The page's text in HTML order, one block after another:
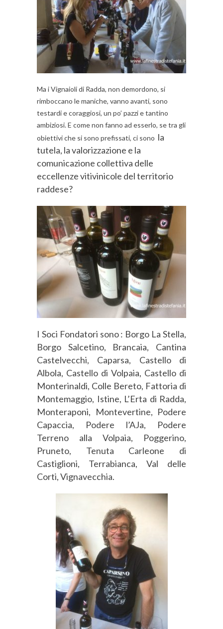
Ma i Vignaioli di Radda, non demordono, si
rimboccano le maniche, vanno avanti, sono
testardi e coraggiosi, un po’ pazzi e tantino
ambiziosi. E come non fanno ad esserlo, se tra gli
obiettivi che si sono prefissati, ci sono la
tutela, la valorizzazione e la
comunicazione collettiva delle
eccellenze vitivinicole del territorio
raddese?
I Soci Fondatori sono : Borgo La Stella,
Borgo Salcetino, Brancaia, Cantina
Castelvecchi, Caparsa, Castello di
Albola, Castello di Volpaia, Castello di
Monterinaldi, Colle Bereto, Fattoria di
Montemaggio, Istine, L’Erta di Radda,
Monteraponi, Montevertine, Podere
Capaccia, Podere l’AJa, Podere
Terreno alla Volpaia, Poggerino,
Pruneto, Tenuta Carleone di
Castiglioni, Terrabianca, Val delle
Corti, Vignavecchia.